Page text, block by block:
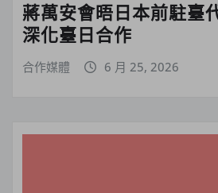
蔣萬安會晤日本前駐
深化臺日合作
合作媒體 6 月 25, 2026